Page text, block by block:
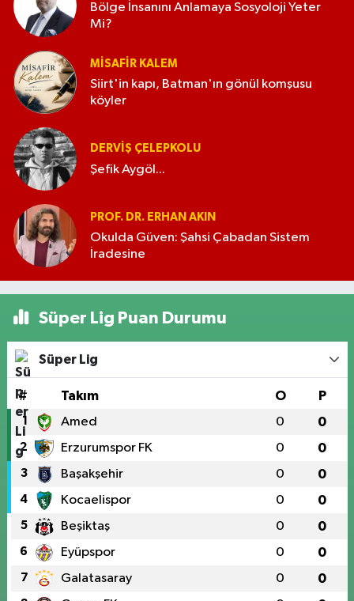
Bölge İnsanını Anlamaya Sosyoloji Yeter
Mi?
MISAFIR KALEM
Siirt'in kapı, Batman'ın gönül komşusu
köyler
DERVIŞ ÇELEPKOLU
Şefik Aygöl...
PROF. DR. ERHAN AKIN
Okulda Güven: Şahsi Çabadan Sistem
İradesine
Süper Lig Puan Durumu
Süper Lig
# Takım O P
1 Amed 0 0
2 Erzurumspor FK 0 0
3 Başakşehir 0 0
4 Kocaelispor 0 0
5 Beşiktaş 0 0
6 Eyüpspor 0 0
7 Galatasaray 0 0